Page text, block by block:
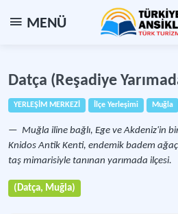
MENÜ
Datça (Reşadiye
YERLEŞİM MERKEZİ İlçe Yerleşimi Muğla
Muğla iline bağlı, Ege ve Akdeniz'in
Knidos Antik Kenti, endemik badem
taş mimarisiyle tanınan yarımada ilçesi.
(Datça, Muğla)